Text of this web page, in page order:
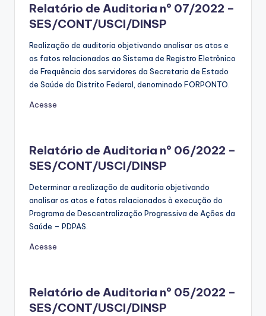
Relatório de Auditoria nº 07/2022 –
SES/CONT/USCI/DINSP
Realização de auditoria objetivando analisar os atos e
os fatos relacionados ao Sistema de Registro Eletrônico
de Frequência dos servidores da Secretaria de Estado
de Saúde do Distrito Federal, denominado FORPONTO.
Acesse
Relatório de Auditoria nº 06/2022 –
SES/CONT/USCI/DINSP
Determinar a realização de auditoria objetivando
analisar os atos e fatos relacionados à execução do
Programa de Descentralização Progressiva de Ações da
Saúde – PDPAS.
Acesse
Relatório de Auditoria nº 05/2022 –
SES/CONT/USCI/DINSP